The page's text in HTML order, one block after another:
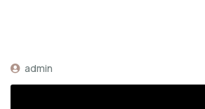
admin